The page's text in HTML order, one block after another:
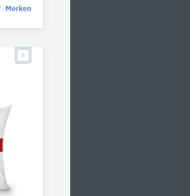
Merken